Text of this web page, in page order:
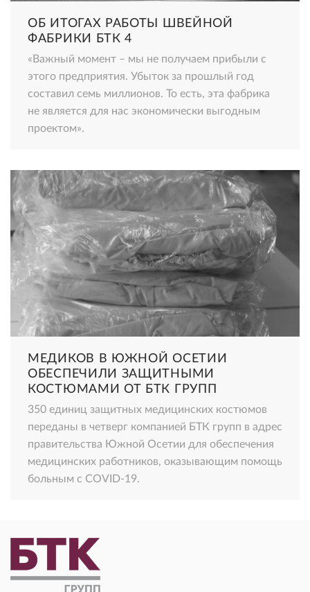
ОБ ИТОГАХ РАБОТЫ ШВЕЙНОЙ
ФАБРИКИ БТК 4
«Важный момент – мы не получаем прибыли с
этого предприятия. Убыток за прошлый год
составил семь миллионов. То есть, эта фабрика
не является для нас экономически выгодным
проектом».
МЕДИКОВ В ЮЖНОЙ ОСЕТИИ
ОБЕСПЕЧИЛИ ЗАЩИТНЫМИ
КОСТЮМАМИ ОТ БТК ГРУПП
350 единиц защитных медицинских костюмов
переданы в четверг компанией БТК групп в адрес
правительства Южной Осетии для обеспечения
медицинских работников, оказывающим помощь
больным с COVID-19.